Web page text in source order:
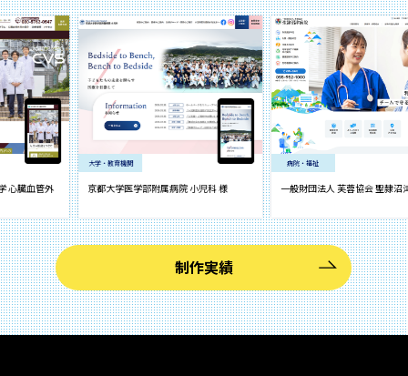
血管外
大学・教育機関
京都大学医学部附属病院 小児科 様
病院・福祉
一般財団法人 芙蓉協会 聖隷沼津病
制作実績